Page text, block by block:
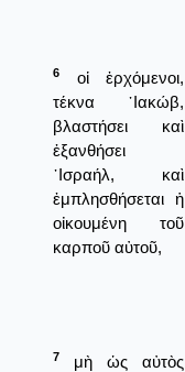
6
οἱ ἐρχόμενοι,
τέκνα ᾿Ιακώβ,
βλαστήσει καὶ
ἐξανθήσει
᾿Ισραήλ, καὶ
ἐμπλησθήσεται ἡ
οἰκουμένη τοῦ
καρποῦ αὐτοῦ,
7
μὴ ὡς αὐτὸς